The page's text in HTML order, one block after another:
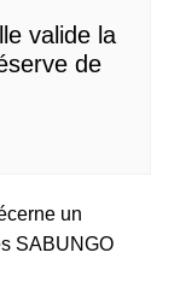
valide la
de